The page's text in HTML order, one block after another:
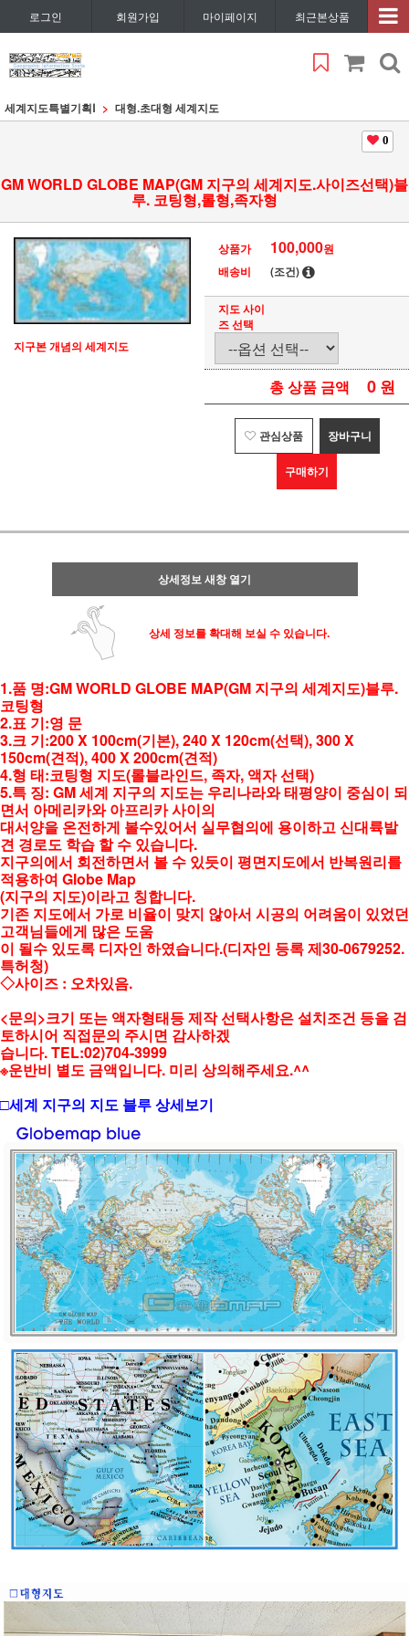
로그인 회원가입 마이페이지 최근본상품
세계지도특별기획Ⅰ 대형.초대형 세계지도
0
GM WORLD GLOBE MAP(GM 지구의 세계지도.사이즈선택)블
루. 코팅형,롤형,족자형
지구본 개념의 세계지도
상품가 100,000원
배송비
(조건)
지도 사이
즈 선택
총 상품 금액 0 원
관심상품 장바구니
구매하기
상세정보 새창 열기
상세 정보를 확대해 보실 수 있습니다.
1.품 명:GM WORLD GLOBE MAP(GM 지구의 세계지도)블루.
코팅형
2.표 기:영 문
3.크 기:200 X 100cm(기본), 240 X 120cm(선택), 300 X
150cm(견적), 400 X 200cm(견적)
4.형 태:코팅형 지도(롤블라인드, 족자, 액자 선택)
5.특 징: GM 세계 지구의 지도는 우리나라와 태평양이 중심이 되
면서 아메리카와 아프리카 사이의
대서양을 온전하게 볼수있어서 실무협의에 용이하고 신대륙발
견 경로도 학습 할 수 있습니다.
지구의에서 회전하면서 볼 수 있듯이 평면지도에서 반복원리를
적용하여 Globe Map
(지구의 지도)이라고 칭합니다.
기존 지도에서 가로 비율이 맞지 않아서 시공의 어려움이 있었던
고객님들에게 많은 도움
이 될수 있도록 디자인 하였습니다.(디자인 등록 제30-0679252.
특허청)
◇사이즈 : 오차있음.
<문의>크기 또는 액자형태등 제작 선택사항은 설치조건 등을 검
토하시어 직접문의 주시면 감사하겠
습니다. TEL:02)704-3999
※운반비 별도 금액입니다. 미리 상의해주세요.^^
□세계 지구의 지도 블루 상세보기